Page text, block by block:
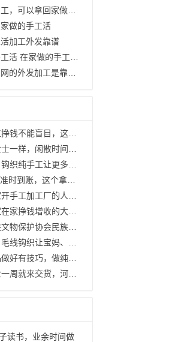
以拿回家做的手工活
做的手工活
加工外发靠谱
家做的手工活有哪些
发加工是靠谱的兼职
读书，业余时间做